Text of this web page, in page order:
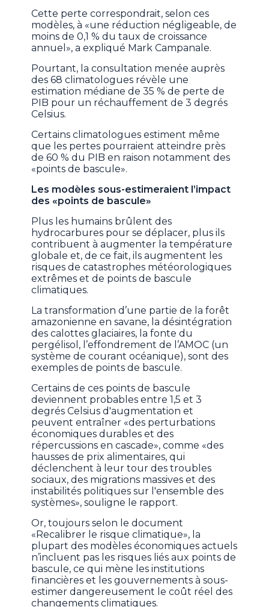
Cette perte correspondrait, selon ces
modèles, à «une réduction négligeable, de
moins de 0,1 % du taux de croissance
annuel», a expliqué Mark Campanale.
Pourtant, la consultation menée auprès
des 68 climatologues révèle une
estimation médiane de 35 % de perte de
PIB pour un réchauffement de 3 degrés
Celsius.
Certains climatologues estiment même
que les pertes pourraient atteindre près
de 60 % du PIB en raison notamment des
«points de bascule».
Les modèles sous-estimeraient l’impact
des «points de bascule»
Plus les humains brûlent des
hydrocarbures pour se déplacer, plus ils
contribuent à augmenter la température
globale et, de ce fait, ils augmentent les
risques de catastrophes météorologiques
extrêmes et de points de bascule
climatiques.
La transformation d’une partie de la forêt
amazonienne en savane, la désintégration
des calottes glaciaires, la fonte du
pergélisol, l’effondrement de l’AMOC (un
système de courant océanique), sont des
exemples de points de bascule.
Certains de ces points de bascule
deviennent probables entre 1,5 et 3
degrés Celsius d'augmentation et
peuvent entraîner «des perturbations
économiques durables et des
répercussions en cascade», comme «des
hausses de prix alimentaires, qui
déclenchent à leur tour des troubles
sociaux, des migrations massives et des
instabilités politiques sur l'ensemble des
systèmes», souligne le rapport.
Or, toujours selon le document
«Recalibrer le risque climatique», la
plupart des modèles économiques actuels
n’incluent pas les risques liés aux points de
bascule, ce qui mène les institutions
financières et les gouvernements à sous-
estimer dangereusement le coût réel des
changements climatiques.